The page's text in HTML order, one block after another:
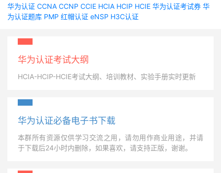
华为认证 CCNA CCNP CCIE HCIA HCIP HCIE 华为认证考试券 华
为认证题库 PMP 红帽认证 eNSP H3C认证
华为认证考试大纲
HCIA-HCIP-HCIE考试大纲、培训教材、实验手册实时更新
华为认证必备电子书下载
本群所有资源仅供学习交流之用，请勿用作商业用途，并请
于下载后24小时内删除，如果喜欢，请支持正版，谢谢。